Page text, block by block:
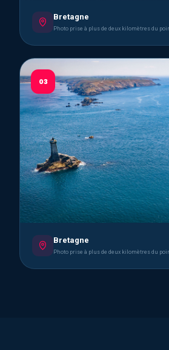
Bretagne
Photo prise à plus de deux kilomètres du
03
Bretagne
Photo prise à plus de deux kilomètres du